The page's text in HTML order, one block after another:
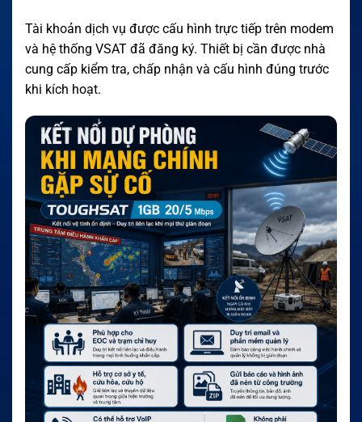
Tài khoản dịch vụ được cấu hình trực tiếp trên modem
và hệ thống VSAT đã đăng ký. Thiết bị cần được nhà
cung cấp kiểm tra, chấp nhận và cấu hình đúng trước
khi kích hoạt.